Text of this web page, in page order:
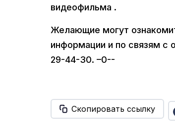
видеофильма .
Желающие могут
информации и по связям с
29-44-30. –0--
Скопировать ссылку